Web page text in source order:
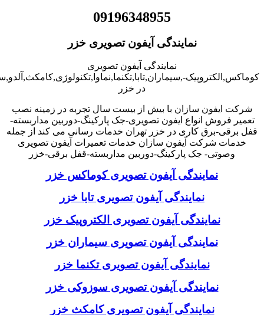
09196348955
نمایندگی آیفون تصویری خزر
نمایندگی آیفون تصویری
کوماکس,الکتروپیک-
در خزر
شرکت ایفون سازان با بیش از بیست سال تجربه در زمینه نصب
تعمیر فروش انواع ایفون تصویری-جک پارکینگ-دوربین مداربسته-
قفل برقی-برق کاری در خزر تهران خدمات رسانی می کند از جمله
خدمات شرکت آیفون سازان خدمات تعمیرات آیفون تصویری
وصوتی- جک پارکینگ-دوربین مداربسته-قفل برقی-خزر
نمایندگی آیفون تصویری کوماکس خزر
نمایندگی آیفون تصویری تابا خزر
نمایندگی آیفون تصویری الکتروپیک خزر
نمایندگی آیفون تصویری سیماران خزر
نمایندگی آیفون تصویری تکنما خزر
نمایندگی آیفون تصویری سوزوکی خزر
نمایندگی آیفون تصویری کامکث خزر